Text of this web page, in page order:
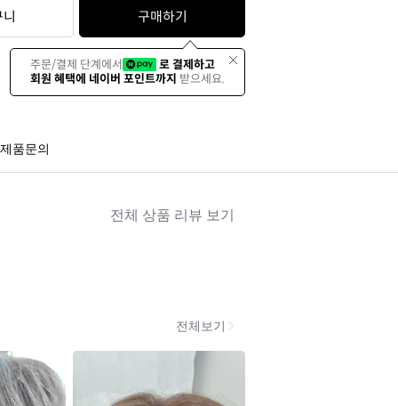
구매하기
주문/결제 단계에서
로 결제하고
회원 혜택에 네이버 포인트까지 받으세요.
제품문의